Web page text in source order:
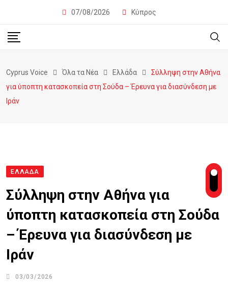
07/08/2026 Κύπρος
Cyprus Voice Όλα τα Νέα Ελλάδα
Σύλληψη στην Αθήνα
για ύποπτη κατασκοπεία στη Σούδα – Έρευνα για διασύνδεση με
Ιράν
ΕΛΛΆΔΑ
Σύλληψη στην Αθήνα για
ύποπτη κατασκοπεία στη Σούδα
– Έρευνα για διασύνδεση με
Ιράν
03/03/2026